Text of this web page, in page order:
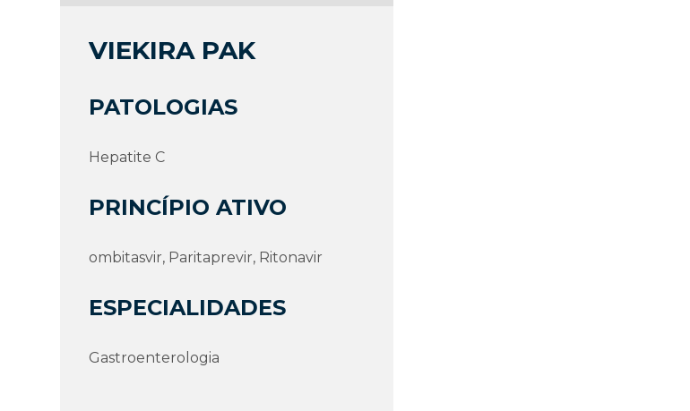
VIEKIRA PAK
PATOLOGIAS
Hepatite C
PRINCÍPIO ATIVO
ombitasvir, Paritaprevir, Ritonavir
ESPECIALIDADES
Gastroenterologia